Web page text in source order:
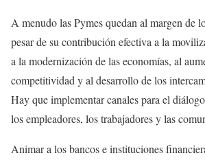
A menudo las Pymes quedan al margen de
pesar de su contribución efectiva a la
a la modernización de las economías, al
competitividad y al desarrollo de los
Hay que implementar canales para el
los empleadores, los trabajadores y las
Animar a los bancos e instituciones